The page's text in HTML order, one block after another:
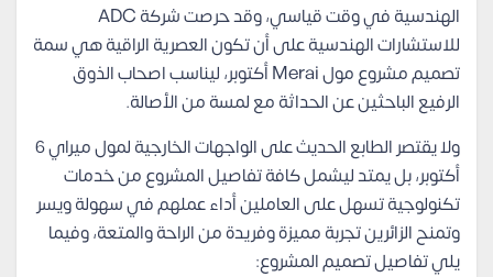
الهندسية في وقت قياسي، وقد حرصت شركة ADC
للاستشارات الهندسية على أن تكون العصرية الراقية هي سمة
تصميم مشروع مول Merai أكتوبر، ليناسب اصحاب الذوق
الرفيع الباحثين عن الحداثة مع لمسة من الأصالة.
ولا يقتصر الطابع الحديث على الواجهات الخارجية لمول ميراي 6
أكتوبر، بل يمتد ليشمل كافة تفاصيل المشروع من خدمات
تكنولوجية تسهل على العاملين أداء عملهم في سهولة ويسر
وتمنح الزائرين تجربة مميزة وفريدة من الراحة والمتعة، وفيما
يلي تفاصيل تصميم المشروع: